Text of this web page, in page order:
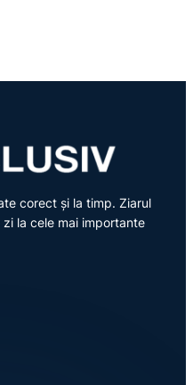
corect și la timp. Ziarul
la cele mai importante